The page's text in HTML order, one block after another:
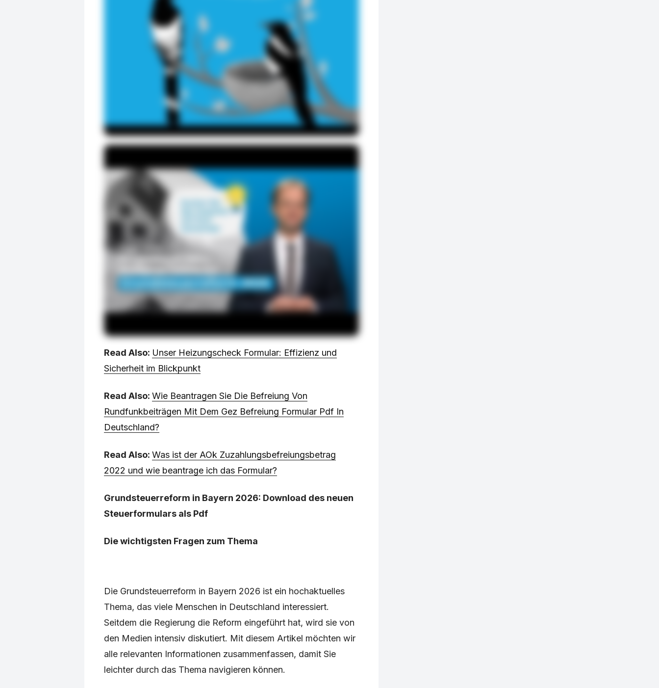
Read Also: Unser Heizungscheck Formular: Effizienz und
Sicherheit im Blickpunkt
Read Also: Wie Beantragen Sie Die Befreiung Von
Rundfunkbeiträgen Mit Dem Gez Befreiung Formular Pdf In
Deutschland?
Read Also: Was ist der AOk Zuzahlungsbefreiungsbetrag
2022 und wie beantrage ich das Formular?
Grundsteuerreform in Bayern 2026: Download des neuen
Steuerformulars als Pdf
Die wichtigsten Fragen zum Thema
Die Grundsteuerreform in Bayern 2026 ist ein hochaktuelles
Thema, das viele Menschen in Deutschland interessiert.
Seitdem die Regierung die Reform eingeführt hat, wird sie von
den Medien intensiv diskutiert. Mit diesem Artikel möchten wir
alle relevanten Informationen zusammenfassen, damit Sie
leichter durch das Thema navigieren können.